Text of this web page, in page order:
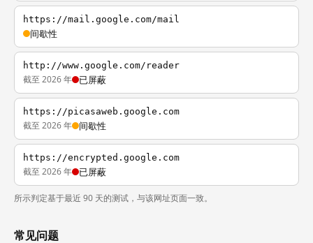
https://mail.google.com/mail
间歇性
http://www.google.com/reader
截至 2026 年 已屏蔽
https://picasaweb.google.com
截至 2026 年 间歇性
https://encrypted.google.com
截至 2026 年 已屏蔽
所示判定基于最近 90 天的测试，与该网址页面一致。
常见问题